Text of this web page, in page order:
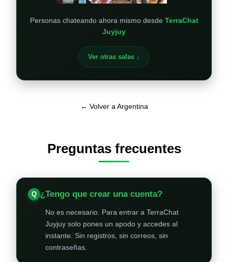
Personas chateando ahora mismo desde TerraChat
Juyjuy
Ver otras salas ↓
← Volver a Argentina
Preguntas frecuentes
¿Tengo que crear una cuenta?
No es necesario. Para entrar a TerraChat
Juyjuy solo pones un apodo y accedes al
instante. Sin registros, sin correos, sin
contraseñas.